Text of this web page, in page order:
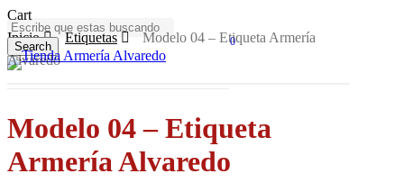
Skip
to
main
content
Search
Close
0
CartClose
Cart
Inicio Etiquetas
Modelo 04 – Etiqueta Armería
Alvaredo
Modelo 04 – Etiqueta
Armería Alvaredo